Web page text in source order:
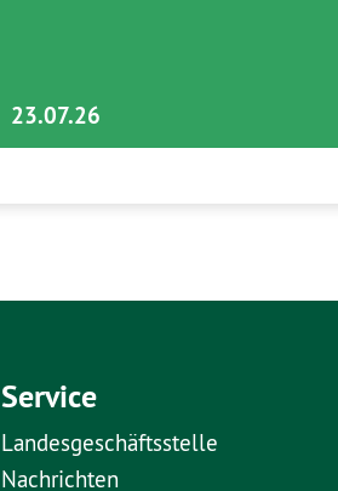
23.07.26
Service
Landesgeschäftsstelle
Nachrichten